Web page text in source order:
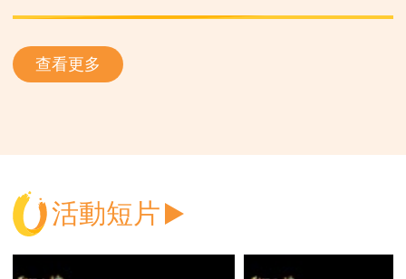
加入我們
查看更多
活動短片